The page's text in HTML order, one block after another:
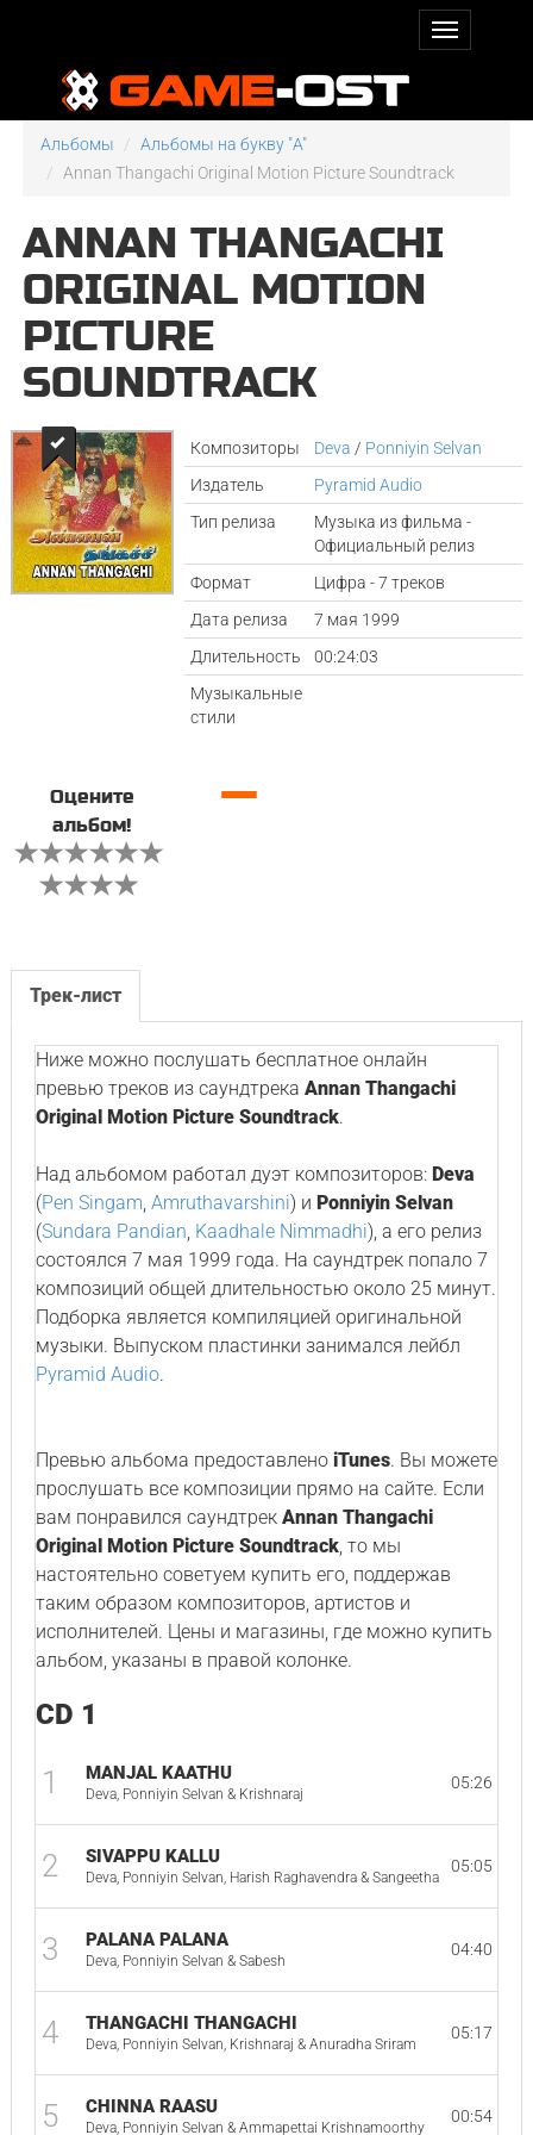
Альбомы
Альбомы на букву "A"
Annan Thangachi Original Motion Picture Soundtrack
ANNAN THANGACHI
ORIGINAL MOTION
PICTURE
SOUNDTRACK
Композиторы Deva / Ponniyin Selvan
Издатель
Pyramid Audio
Тип релиза
Музыка из фильма -
Официальный релиз
Формат
Цифра - 7 треков
Дата релиза
7 мая 1999
Длительность
00:24:03
Музыкальные
стили
Оцените
альбом!
—
Трек-лист
Ниже можно послушать бесплатное онлайн
превью треков из саундтрека Annan Thangachi
Original Motion Picture Soundtrack.
Над альбомом работал дуэт композиторов: Deva
(Pen Singam, Amruthavarshini) и Ponniyin Selvan
(Sundara Pandian, Kaadhale Nimmadhi), а его релиз
состоялся 7 мая 1999 года. На саундтрек попало 7
композиций общей длительностью около 25 минут.
Подборка является компиляцией оригинальной
музыки. Выпуском пластинки занимался лейбл
Pyramid Audio.
Превью альбома предоставлено iTunes. Вы можете
прослушать все композиции прямо на сайте. Если
вам понравился саундтрек Annan Thangachi
Original Motion Picture Soundtrack, то мы
настоятельно советуем купить его, поддержав
таким образом композиторов, артистов и
исполнителей. Цены и магазины, где можно купить
альбом, указаны в правой колонке.
CD 1
1 MANJAL KAATHU
Deva, Ponniyin Selvan & Krishnaraj
05:26
2 SIVAPPU KALLU
Deva, Ponniyin Selvan, Harish Raghavendra & Sangeetha
05:05
3 PALANA PALANA
Deva, Ponniyin Selvan & Sabesh
04:40
4 THANGACHI THANGACHI
Deva, Ponniyin Selvan, Krishnaraj & Anuradha Sriram
05:17
5 CHINNA RAASU
Deva, Ponniyin Selvan & Ammapettai Krishnamoorthy
00:54